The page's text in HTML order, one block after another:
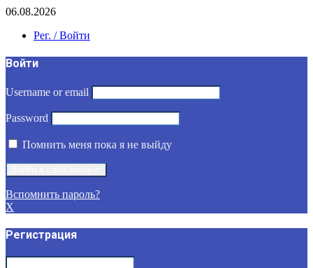
06.08.2026
Рег. / Войти
Войти
Username or email
Password
Помнить меня пока я не выйду
Вспомнить пароль?
X
Регистрация